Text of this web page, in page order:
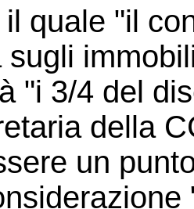
quale "il
sugli
"i 3/4 del
della
un